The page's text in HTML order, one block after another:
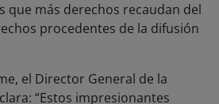
que más derechos recaudan del
procedentes de la difusión
el Director General de la
“Estos impresionantes